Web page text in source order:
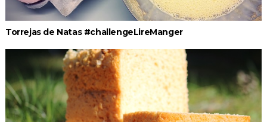
Torrejas de Natas #challengeLireManger